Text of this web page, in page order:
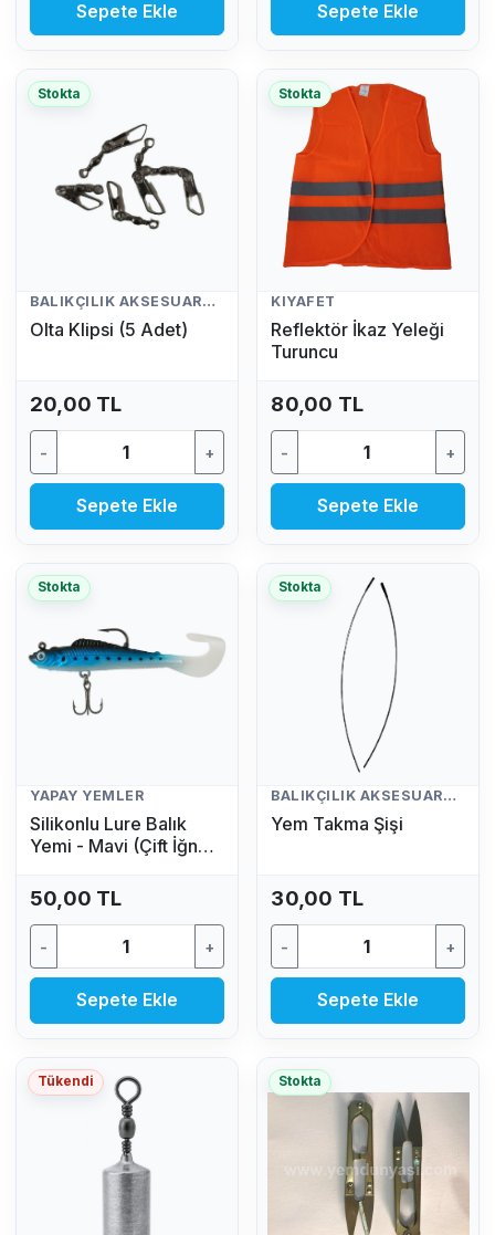
Sepete Ekle Sepete Ekle
Stokta
BALIKÇILIK AKSESUARLARI
Olta Klipsi (5 Adet)
20,00 TL
- +
Sepete Ekle
Stokta
KIYAFET
Reflektör İkaz Yeleği
Turuncu
80,00 TL
- +
Sepete Ekle
Stokta
YAPAY YEMLER
Silikonlu Lure Balık
Yemi - Mavi (Çift İğneli,
50,00 TL
- +
Sepete Ekle
Stokta
BALIKÇILIK AKSESUARLARI
Yem Takma Şişi
30,00 TL
- +
Sepete Ekle
Tükendi Stokta